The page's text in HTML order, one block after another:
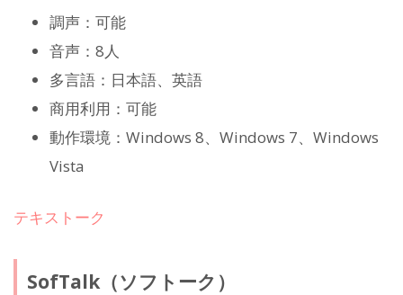
調声：可能
音声：8人
多言語：日本語、英語
商用利用：可能
動作環境：Windows 8、Windows 7、Windows
Vista
テキストーク
SofTalk（ソフトーク）